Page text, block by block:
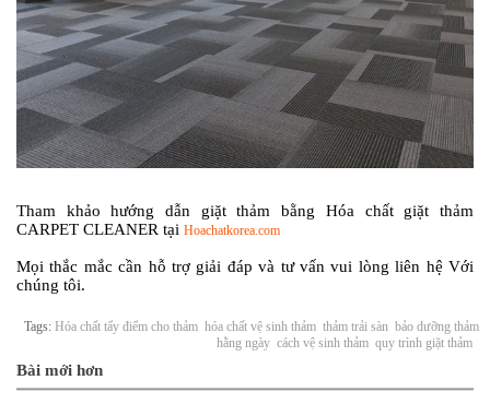
Tham khảo hướng dẫn giặt thảm bằng Hóa chất giặt thảm
CARPET CLEANER tại Hoachatkorea.com
Mọi thắc mắc cần hỗ trợ giải đáp và tư vấn vui lòng liên hệ Với
chúng tôi.
Tags: Hóa chất tẩy điểm cho thảm hóa chất vệ sinh thảm thảm trải sàn bảo dưỡng thảm
hằng ngày cách vệ sinh thảm quy trình giặt thảm
Bài mới hơn